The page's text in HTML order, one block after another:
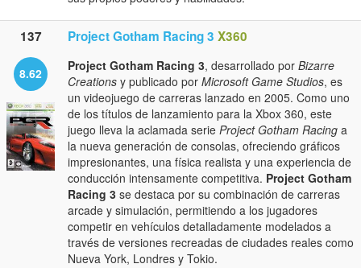
137 Project Gotham Racing 3 X360
8.62 Project Gotham Racing 3, desarrollado por Bizarre
Creations y publicado por Microsoft Game Studios, es
un videojuego de carreras lanzado en 2005. Como uno
de los títulos de lanzamiento para la Xbox 360, este
juego lleva la aclamada serie Project Gotham Racing a
la nueva generación de consolas, ofreciendo gráficos
impresionantes, una física realista y una experiencia de
conducción intensamente competitiva. Project Gotham
Racing 3 se destaca por su combinación de carreras
arcade y simulación, permitiendo a los jugadores
competir en vehículos detalladamente modelados a
través de versiones recreadas de ciudades reales como
Nueva York, Londres y Tokio.